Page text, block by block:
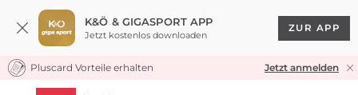
K&Ö & GIGASPORT APP
Jetzt kostenlos downloaden
ZUR APP
KOSTENLOSER VERSAND* & RÜCKVERSAND
Pluscard Vorteile erhalten Jetzt anmelden